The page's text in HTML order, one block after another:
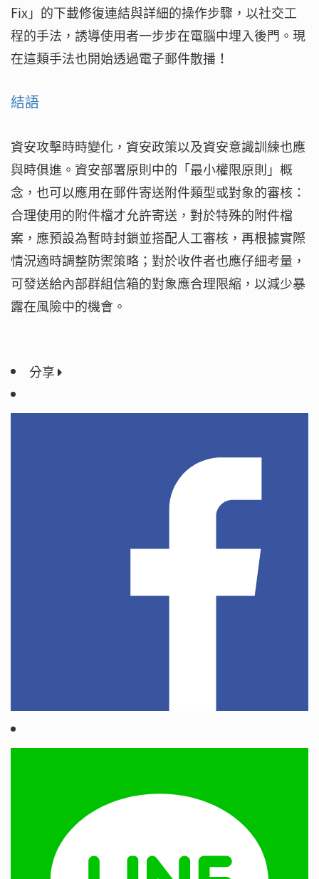
Fix」的下載修復連結與詳細的操作步驟，以社交工
程的手法，誘導使用者一步步在電腦中埋入後門。現
在這類手法也開始透過電子郵件散播！
結語
資安攻擊時時變化，資安政策以及資安意識訓練也應
與時俱進。資安部署原則中的「最小權限原則」概
念，也可以應用在郵件寄送附件類型或對象的審核：
合理使用的附件檔才允許寄送，對於特殊的附件檔
案，應預設為暫時封鎖並搭配人工審核，再根據實際
情況適時調整防禦策略；對於收件者也應仔細考量，
可發送給內部群組信箱的對象應合理限縮，以減少暴
露在風險中的機會。
分享